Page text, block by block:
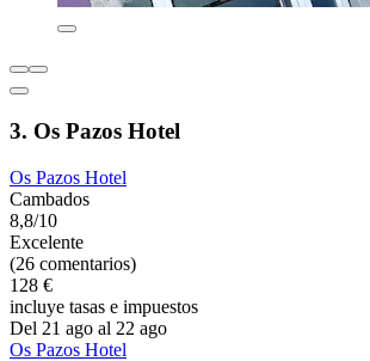
3. Os Pazos Hotel
Os Pazos Hotel
Cambados
8,8/10
Excelente
(26 comentarios)
128 €
incluye tasas e impuestos
Del 21 ago al 22 ago
Os Pazos Hotel